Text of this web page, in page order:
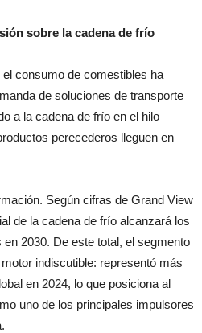
sobre la cadena de frío
consumo de comestibles ha
de soluciones de transporte
a la cadena de frío en el hilo
perecederos lleguen en
Según cifras de Grand View
de la cadena de frío alcanzará los
2030. De este total, el segmento
indiscutible: representó más
en 2024, lo que posiciona al
uno de los principales impulsores